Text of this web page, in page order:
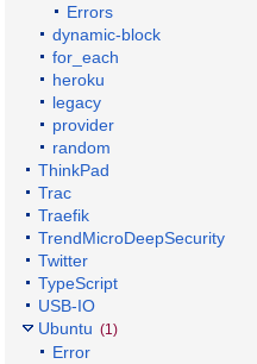
Errors
dynamic-block
for_each
heroku
legacy
provider
random
ThinkPad
Trac
Traefik
TrendMicroDeepSecurity
Twitter
TypeScript
USB-IO
Ubuntu (1)
Error